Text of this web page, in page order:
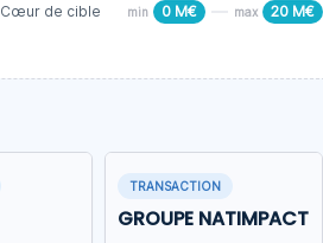
Cœur de cible min 0 M€ max 20 M€
TRANSACTION
GROUPE NATIMPACT